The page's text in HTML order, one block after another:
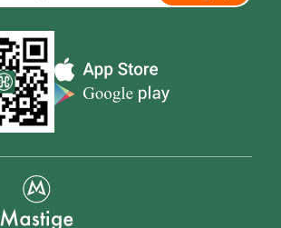
Appstore icon